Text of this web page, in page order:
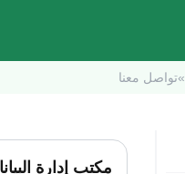
»تواصل معنا
مكتب إدارة